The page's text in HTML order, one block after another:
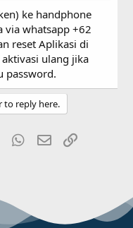
ke handphone
via whatsapp +62
reset Aplikasi di
ulang jika
password.
to reply here.
Tumblr WhatsApp
Email